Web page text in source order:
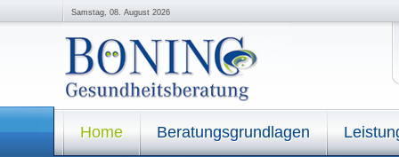
Samstag, 08. August 2026
Home Beratungsgrundlagen